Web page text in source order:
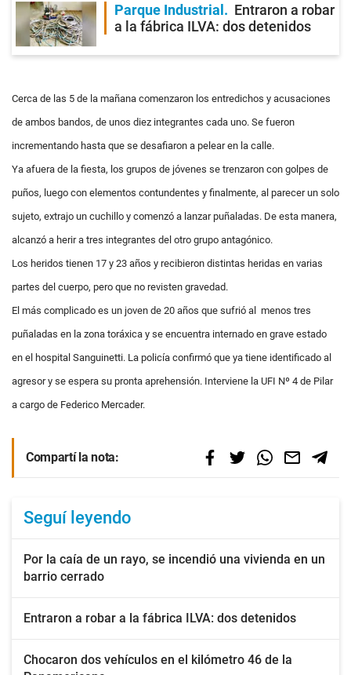
Parque Industrial
Entraron a robar
a la fábrica ILVA: dos detenidos
Cerca de las 5 de la mañana comenzaron los entredichos y acusaciones
de ambos bandos, de unos diez integrantes cada uno. Se fueron
incrementando hasta que se desafiaron a pelear en la calle.
Ya afuera de la fiesta, los grupos de jóvenes se trenzaron con golpes de
puños, luego con elementos contundentes y finalmente, al parecer un solo
sujeto, extrajo un cuchillo y comenzó a lanzar puñaladas. De esta manera,
alcanzó a herir a tres integrantes del otro grupo antagónico.
Los heridos tienen 17 y 23 años y recibieron distintas heridas en varias
partes del cuerpo, pero que no revisten gravedad.
El más complicado es un joven de 20 años que sufrió al menos tres
puñaladas en la zona toráxica y se encuentra internado en grave estado
en el hospital Sanguinetti. La policía confirmó que ya tiene identificado al
agresor y se espera su pronta aprehensión. Interviene la UFI Nº 4 de Pilar
a cargo de Federico Mercader.
Compartí la nota:
Seguí leyendo
Por la caía de un rayo, se incendió una vivienda en un
barrio cerrado
Entraron a robar a la fábrica ILVA: dos detenidos
Chocaron dos vehículos en el kilómetro 46 de la